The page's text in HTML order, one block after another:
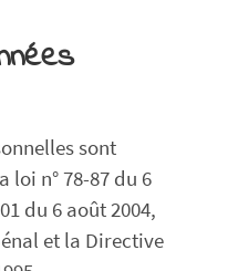
sont
n° 78-87 du 6
du 6 août 2004,
et la Directive